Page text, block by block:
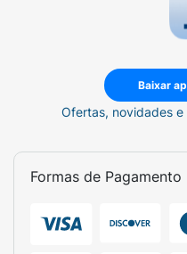
Adium.
Pyridium
(Cranpure®),
Baixar
Ofertas, novidades
Formas de Pagamento